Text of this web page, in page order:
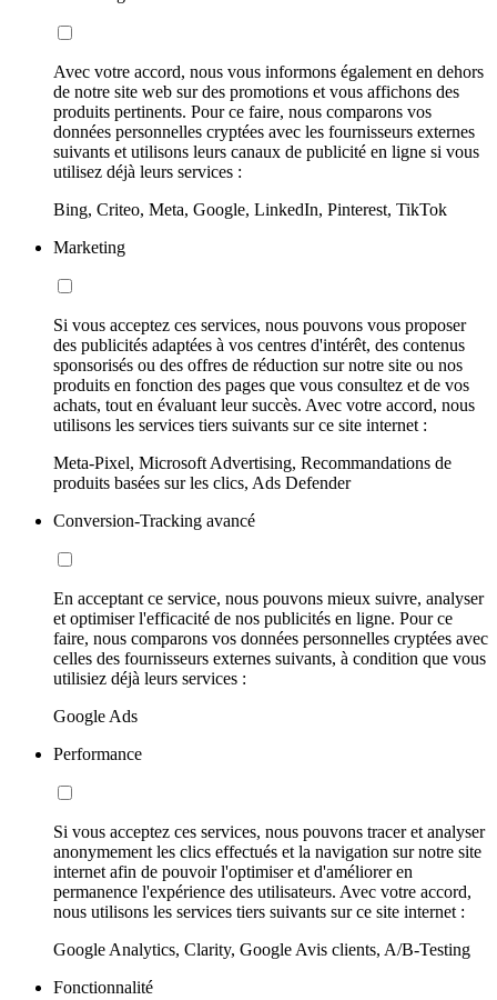
Avec votre accord, nous vous informons également en dehors
de notre site web sur des promotions et vous affichons des
produits pertinents. Pour ce faire, nous comparons vos
données personnelles cryptées avec les fournisseurs externes
suivants et utilisons leurs canaux de publicité en ligne si vous
utilisez déjà leurs services :
Bing, Criteo, Meta, Google, LinkedIn, Pinterest, TikTok
Marketing
Si vous acceptez ces services, nous pouvons vous proposer
des publicités adaptées à vos centres d'intérêt, des contenus
sponsorisés ou des offres de réduction sur notre site ou nos
produits en fonction des pages que vous consultez et de vos
achats, tout en évaluant leur succès. Avec votre accord, nous
utilisons les services tiers suivants sur ce site internet :
Meta-Pixel, Microsoft Advertising, Recommandations de
produits basées sur les clics, Ads Defender
Conversion-Tracking avancé
En acceptant ce service, nous pouvons mieux suivre, analyser
et optimiser l'efficacité de nos publicités en ligne. Pour ce
faire, nous comparons vos données personnelles cryptées avec
celles des fournisseurs externes suivants, à condition que vous
utilisiez déjà leurs services :
Google Ads
Performance
Si vous acceptez ces services, nous pouvons tracer et analyser
anonymement les clics effectués et la navigation sur notre site
internet afin de pouvoir l'optimiser et d'améliorer en
permanence l'expérience des utilisateurs. Avec votre accord,
nous utilisons les services tiers suivants sur ce site internet :
Google Analytics, Clarity, Google Avis clients, A/B-Testing
Fonctionnalité